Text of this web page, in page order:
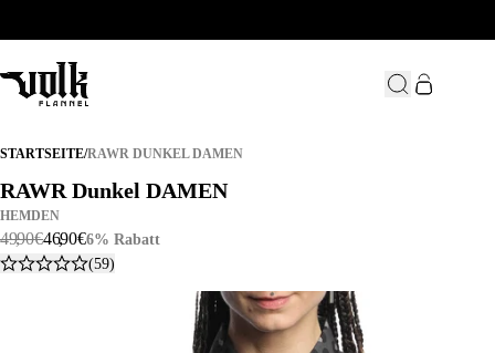
STARTSEITE/RAWR DUNKEL DAMEN
RAWR DUNKEL DAMEN
RAWR Dunkel DAMEN
RAWR Dunkel DAMEN
HEMDEN
49,90€46,90€6% Rabatt
(59)